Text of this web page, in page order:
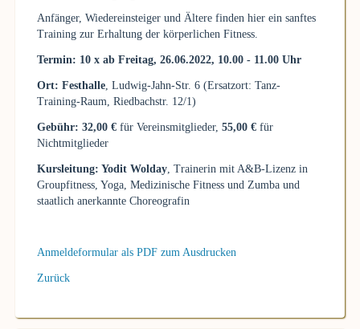
Anfänger, Wiedereinsteiger und Ältere finden hier ein sanftes
Training zur Erhaltung der körperlichen Fitness.
Termin: 10 x ab Freitag, 26.06.2022, 10.00 - 11.00 Uhr
Ort: Festhalle, Ludwig-Jahn-Str. 6 (Ersatzort: Tanz-
Training-Raum, Riedbachstr. 12/1)
Gebühr: 32,00 €für Vereinsmitglieder, 55,00 €für
Nichtmitglieder
Kursleitung: Yodit Wolday, Trainerin mit A&B-Lizenz in
Groupfitness, Yoga, Medizinische Fitness und Zumba und
staatlich anerkannte Choreografin
Anmeldeformular als PDF zum Ausdrucken
Zurück